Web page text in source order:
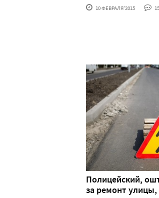
10 ФЕВРАЛЯ'2015 15
Полицейский,
за ремонт улицы,